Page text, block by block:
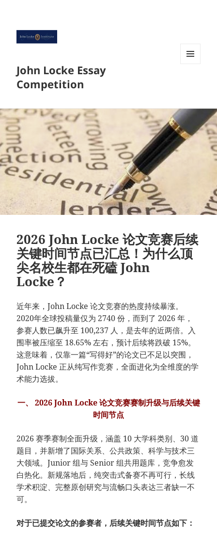
John Locke Essay
Competition
2026 John Locke 论文竞赛后续
关键时间节点已汇总！为什么顶
尖名校生都在死磕 John
Locke？
近年来，John Locke 论文竞赛的热度持续暴涨。
2020年全球投稿量仅为 2740 份，而到了 2026 年，
参赛人数已飙升至 100,237 人，是去年的近两倍。入
围率被压缩至 18.65% 左右，预计后续将跌破 15%。
这意味着，仅靠一篇“写得好”的论文已不足以突围，
John Locke 正从纯写作竞赛，全面进化为全维度的学
术能力选拔。
一、 2026 John Locke 论文竞赛赛制升级与后续关键
时间节点
2026 赛季赛制全面升级，涵盖 10 大学科类别、30 道
题目，并新增了国际关系、公共政策、科学与技术三
大领域。Junior 组与 Senior 组共用题库，竞争愈发
白热化。新规落地后，纯突击式备赛不再可行，长线
学术积淀、完整原创研究与流畅口头表达三者缺一不
可。
对于已提交论文的参赛者，后续关键时间节点如下：